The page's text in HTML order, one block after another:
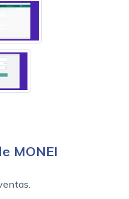
MONEI